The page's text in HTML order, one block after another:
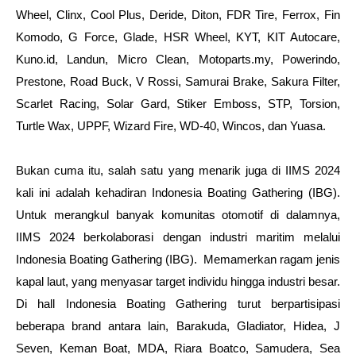
Wheel, Clinx, Cool Plus, Deride, Diton, FDR Tire, Ferrox, Fin
Komodo, G Force, Glade, HSR Wheel, KYT, KIT Autocare,
Kuno.id, Landun, Micro Clean, Motoparts.my, Powerindo,
Prestone, Road Buck, V Rossi, Samurai Brake, Sakura Filter,
Scarlet Racing, Solar Gard, Stiker Emboss, STP, Torsion,
Turtle Wax, UPPF, Wizard Fire, WD-40, Wincos, dan Yuasa.
Bukan cuma itu, salah satu yang menarik juga di IIMS 2024
kali ini adalah kehadiran Indonesia Boating Gathering (IBG).
Untuk merangkul banyak komunitas otomotif di dalamnya,
IIMS 2024 berkolaborasi dengan industri maritim melalui
Indonesia Boating Gathering (IBG).  Memamerkan ragam jenis
kapal laut, yang menyasar target individu hingga industri besar.
Di hall Indonesia Boating Gathering turut berpartisipasi
beberapa brand antara lain, Barakuda, Gladiator, Hidea, J
Seven, Keman Boat, MDA, Riara Boatco, Samudera, Sea